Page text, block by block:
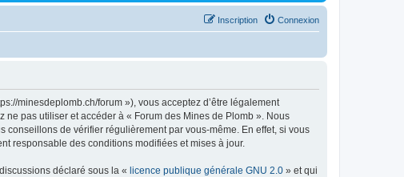
Connexion
Inscription
minesdeplomb.ch/forum »), vous acceptez d’être légalement
pas utiliser et accéder à « Forum des Mines de Plomb ». Nous
de vérifier régulièrement par vous-même. En effet, si vous
responsable des conditions modifiées et mises à jour.
déclaré sous la « licence publique générale GNU 2.0 » et qui